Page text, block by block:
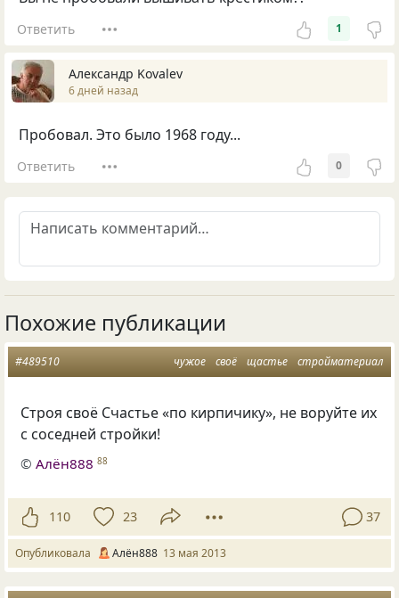
Ответить 1
Александр Kovalev
6 дней назад
Пробовал. Это было 1968 году...
Ответить 0
Похожие публикации
чужое своё щастье стройматериал
#489510
Строя своё Счастье«по кирпичику», не воруйте их
с соседней стройки!
©Алён888 88
110 23 37
Опубликовала Алён888 13 мая 2013